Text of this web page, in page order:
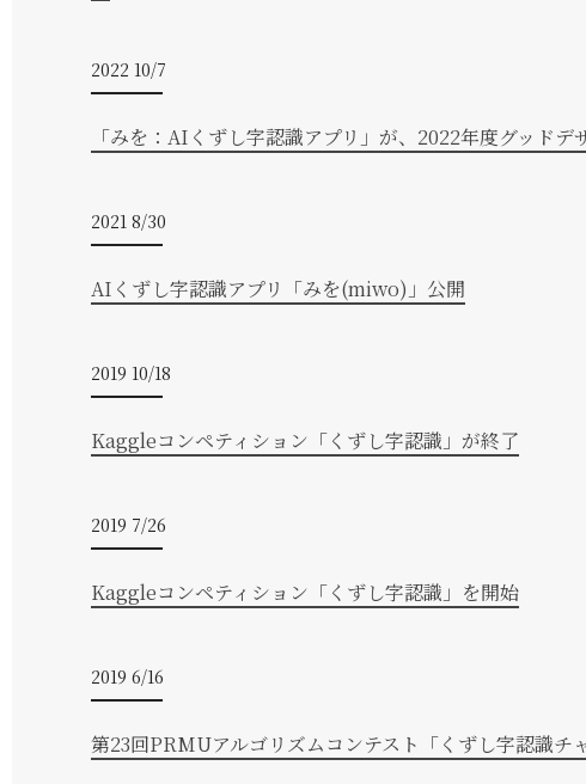
2022 10/7
「みを：AIくずし字認識アプリ」が、2022年度グッドデ
2021 8/30
AIくずし字認識アプリ「みを(miwo)」公開
2019 10/18
Kaggleコンペティション「くずし字認識」が終了
2019 7/26
Kaggleコンペティション「くずし字認識」を開始
2019 6/16
第23回PRMUアルゴリズムコンテスト「くずし字認識チ